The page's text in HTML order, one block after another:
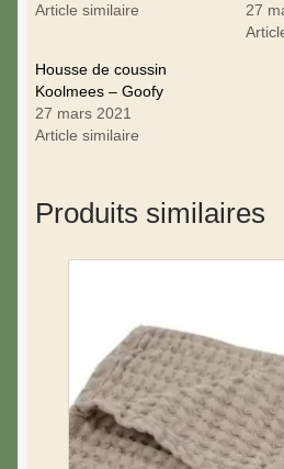
Article similaire
27
Housse de coussin
Koolmees – Goofy
27 mars 2021
Article similaire
Produits similaires